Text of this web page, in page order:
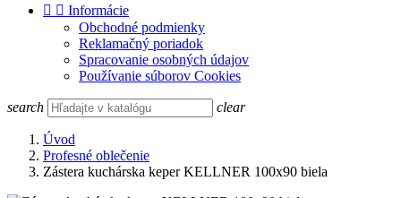
  Informácie
Obchodné podmienky
Reklamačný poriadok
Spracovanie osobných údajov
Používanie súborov Cookies
search clear
Úvod
Profesné oblečenie
Zástera kuchárska keper KELLNER 100x90 biela